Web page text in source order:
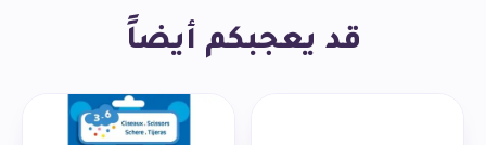
قد يعجبكم أيضاً